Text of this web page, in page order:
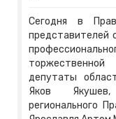
Сегодня в
представителей
депутаты
Яков Якушев,
регионального